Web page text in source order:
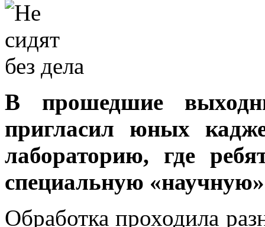
В прошедшие
пригласил юных
лабораторию, где
специальную «научную»
Обработка проходила